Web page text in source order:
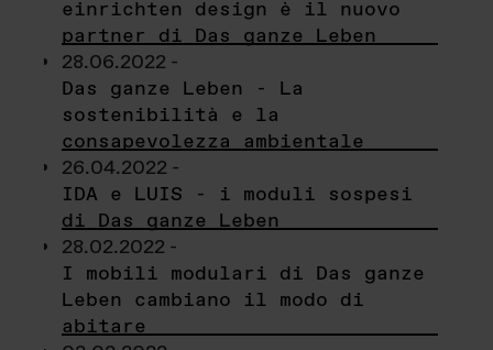
einrichten design è il nuovo
partner di Das ganze Leben
28.06.2022 -
Das ganze Leben - La
sostenibilità e la
consapevolezza ambientale
26.04.2022 -
IDA e LUIS - i moduli sospesi
di Das ganze Leben
28.02.2022 -
I mobili modulari di Das ganze
Leben cambiano il modo di
abitare